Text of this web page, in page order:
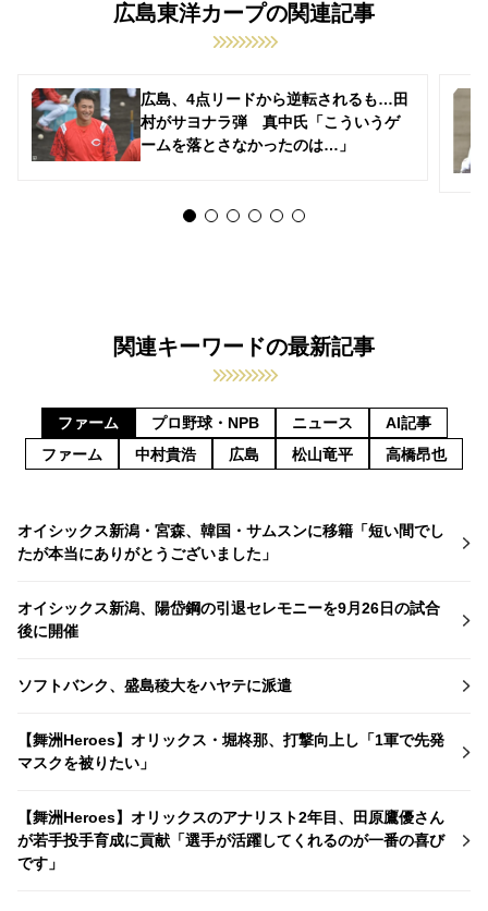
広島東洋カープの関連記事
広島、4点リードから逆転されるも…田
村がサヨナラ弾 真中氏「こういうゲ
ームを落とさなかったのは…」
関連キーワードの最新記事
ファーム プロ野球・NPB ニュース
AI記事
ファーム
中村貴浩 広島 松山竜平 高橋昂也
オイシックス新潟・宮森、韓国・サムスンに移籍「短い間でし
たが本当にありがとうございました」
オイシックス新潟、陽岱鋼の引退セレモニーを9月26日の試合
後に開催
ソフトバンク、盛島稜大をハヤテに派遣
【舞洲Heroes】オリックス・堀柊那、打撃向上し「1軍で先発
マスクを被りたい」
【舞洲Heroes】オリックスのアナリスト2年目、田原鷹優さん
が若手投手育成に貢献「選手が活躍してくれるのが一番の喜び
です」